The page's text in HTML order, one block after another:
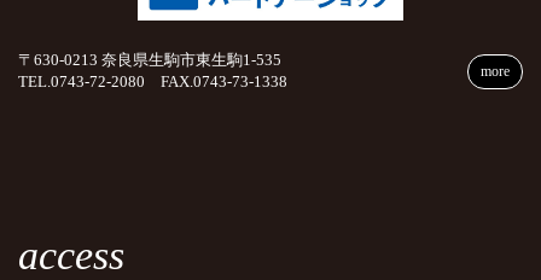
〒630-0213 奈良県生駒市東生駒1-535
TEL.0743-72-2080 FAX.0743-73-1338
more
access